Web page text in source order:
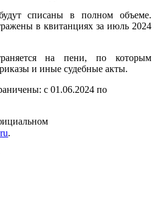
списаны в полном объеме.
в квитанциях за июль 2024
на пени, по которым
и иные судебные акты.
с 01.06.2024 по
.